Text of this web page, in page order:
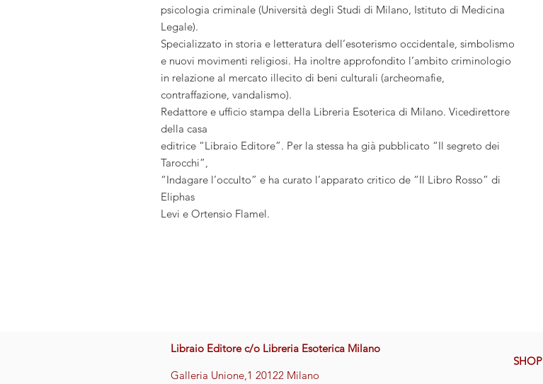
psicologia criminale (Università degli Studi di Milano, Istituto di Medicina
Legale).
Specializzato in storia e letteratura dell’esoterismo occidentale, simbolismo
e nuovi movimenti religiosi. Ha inoltre approfondito l’ambito criminologio
in relazione al mercato illecito di beni culturali (archeomafie,
contraffazione, vandalismo).
Redattore e ufficio stampa della Libreria Esoterica di Milano. Vicedirettore
della casa
editrice “Libraio Editore”. Per la stessa ha già pubblicato “Il segreto dei
Tarocchi”,
“Indagare l’occulto” e ha curato l’apparato critico de “Il Libro Rosso” di
Eliphas
Levi e Ortensio Flamel.
Libraio Editore c/o Libreria Esoterica Milano
Galleria Unione,1 20122 Milano
SHOP